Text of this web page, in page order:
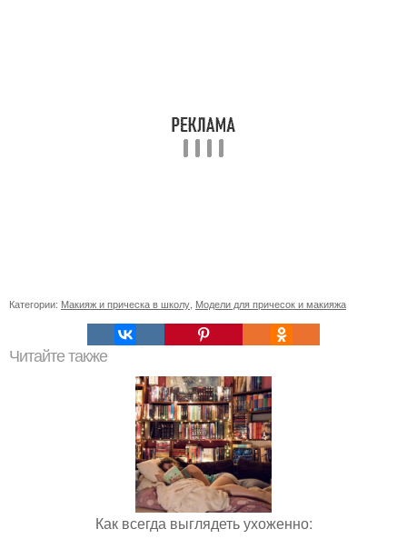
Категории: Макияж и прическа в школу Модели для причесок и макияжа
Читайте также
Как всегда выглядеть ухоженно: